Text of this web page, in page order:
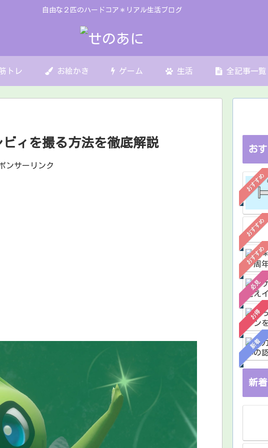
自由な２匹のハードコア＊リアル生活ブログ
トレ お絵かき ゲーム 生活 全記事一覧
ィを撮る方法を徹底解説
ンサーリンク
お
おすすめ
おすすめ
おすすめ
必見
お得
新着
新